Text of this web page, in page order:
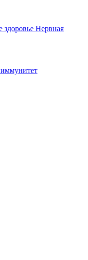
здоровье Нервная